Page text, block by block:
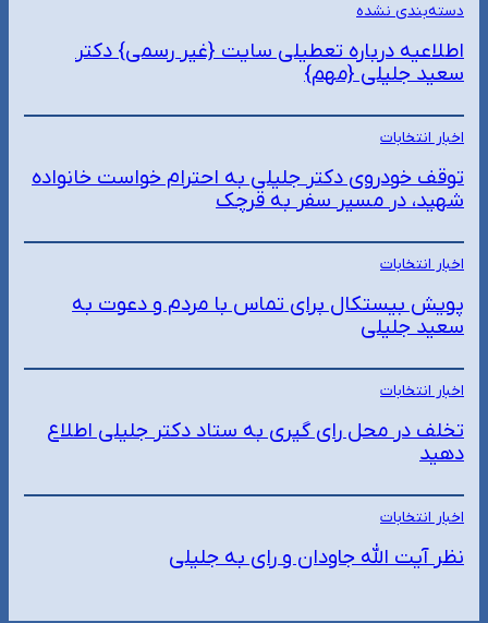
دسته‌بندی نشده
اطلاعیه درباره تعطیلی سایت {غیر رسمی} دکتر
سعید جلیلی {مهم}
اخبار انتخابات
توقف خودروی دکتر جلیلی به احترام خواست خانواده
شهید، در مسیر سفر به قرچک
اخبار انتخابات
پویش بیستکال برای تماس با مردم و دعوت به
سعید جلیلی
اخبار انتخابات
تخلف در محل رای گیری به ستاد دکتر جلیلی اطلاع
دهید
اخبار انتخابات
نظر آیت الله جاودان و رای به جلیلی